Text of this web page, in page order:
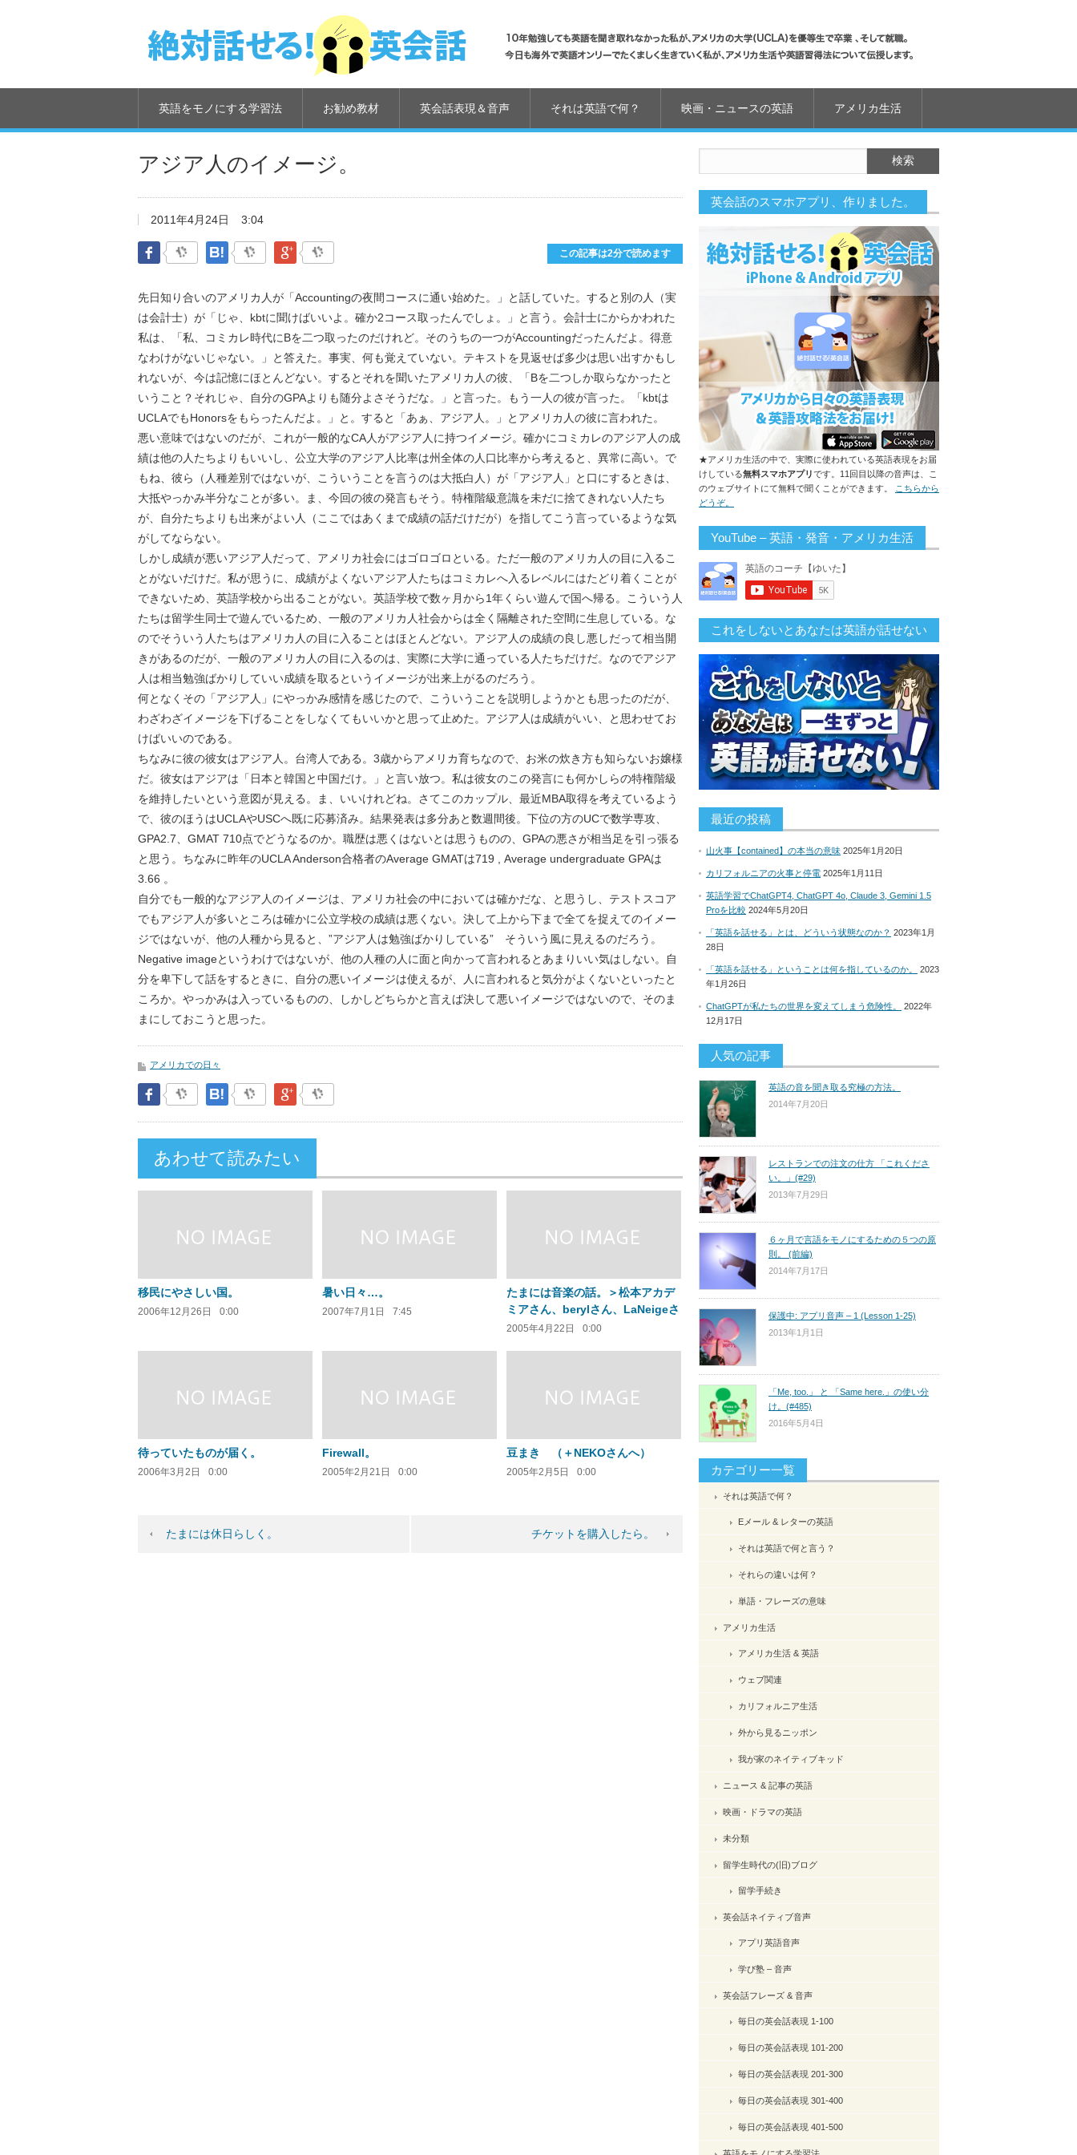
英語をモノにする学習法 お勧め教材 英会話表現＆音声 それは英語で何？ 映画・ニュースの英語 アメリカ生活
アジア人のイメージ。
2011年4月24日 3:04
Facebook はてなブックマークGoogle Plus この記事は2分で読めます
先日知り合いのアメリカ人が「Accountingの夜間コースに通い始めた。」と話していた。すると別の人（実
は会計士）が「じゃ、kbtに聞けばいいよ。確か2コース取ったんでしょ。」と言う。会計士にからかわれた
私は、「私、コミカレ時代にBを二つ取ったのだけれど。そのうちの一つがAccountingだったんだよ。得意
なわけがないじゃない。」と答えた。事実、何も覚えていない。テキストを見返せば多少は思い出すかもし
れないが、今は記憶にほとんどない。するとそれを聞いたアメリカ人の彼、「Bを二つしか取らなかったと
いうこと？それじゃ、自分のGPAよりも随分よさそうだな。」と言った。もう一人の彼が言った。「kbtは
UCLAでもHonorsをもらったんだよ。」と。すると「あぁ、アジア人。」とアメリカ人の彼に言われた。
悪い意味ではないのだが、これが一般的なCA人がアジア人に持つイメージ。確かにコミカレのアジア人の成
績は他の人たちよりもいいし、公立大学のアジア人比率は州全体の人口比率から考えると、異常に高い。で
もね、彼ら（人種差別ではないが、こういうことを言うのは大抵白人）が「アジア人」と口にするときは、
大抵やっかみ半分なことが多い。ま、今回の彼の発言もそう。特権階級意識を未だに捨てきれない人たち
が、自分たちよりも出来がよい人（ここではあくまで成績の話だけだが）を指してこう言っているような気
がしてならない。
しかし成績が悪いアジア人だって、アメリカ社会にはゴロゴロといる。ただ一般のアメリカ人の目に入るこ
とがないだけだ。私が思うに、成績がよくないアジア人たちはコミカレへ入るレベルにはたどり着くことが
できないため、英語学校から出ることがない。英語学校で数ヶ月から1年くらい遊んで国へ帰る。こういう人
たちは留学生同士で遊んでいるため、一般のアメリカ人社会からは全く隔離された空間に生息している。な
のでそういう人たちはアメリカ人の目に入ることはほとんどない。アジア人の成績の良し悪しだって相当開
きがあるのだが、一般のアメリカ人の目に入るのは、実際に大学に通っている人たちだけだ。なのでアジア
人は相当勉強ばかりしていい成績を取るというイメージが出来上がるのだろう。
何となくその「アジア人」にやっかみ感情を感じたので、こういうことを説明しようかとも思ったのだが、
わざわざイメージを下げることをしなくてもいいかと思って止めた。アジア人は成績がいい、と思わせてお
けばいいのである。
ちなみに彼の彼女はアジア人。台湾人である。3歳からアメリカ育ちなので、お米の炊き方も知らないお嬢様
だ。彼女はアジアは「日本と韓国と中国だけ。」と言い放つ。私は彼女のこの発言にも何かしらの特権階級
を維持したいという意図が見える。ま、いいけれどね。さてこのカップル、最近MBA取得を考えているよう
で、彼のほうはUCLAやUSCへ既に応募済み。結果発表は多分あと数週間後。下位の方のUCで数学専攻、
GPA2.7、GMAT 710点でどうなるのか。職歴は悪くはないとは思うものの、GPAの悪さが相当足を引っ張る
と思う。ちなみに昨年のUCLA Anderson合格者のAverage GMATは719 , Average undergraduate GPAは
3.66 。
自分でも一般的なアジア人のイメージは、アメリカ社会の中においては確かだな、と思うし、テストスコア
でもアジア人が多いところは確かに公立学校の成績は悪くない。決して上から下まで全てを捉えてのイメー
ジではないが、他の人種から見ると、”アジア人は勉強ばかりしている” そういう風に見えるのだろう。
Negative imageというわけではないが、他の人種の人に面と向かって言われるとあまりいい気はしない。自
分を卑下して話をするときに、自分の悪いイメージは使えるが、人に言われると気分がよくないといったと
ころか。やっかみは入っているものの、しかしどちらかと言えば決して悪いイメージではないので、そのま
まにしておこうと思った。
アメリカでの日々
Facebook はてなブックマークGoogle Plus
あわせて読みたい
移民にやさしい国。
2006年12月26日 0:00
暑い日々…。
2007年7月1日 7:45
たまには音楽の話。＞松本アカデ
ミアさん、berylさん、LaNeigeさ
んへ
2005年4月22日 0:00
待っていたものが届く。
2006年3月2日 0:00
Firewall。
2005年2月21日 0:00
豆まき （＋NEKOさんへ）
2005年2月5日 0:00
たまには休日らしく。 チケットを購入したら。
英会話のスマホアプリ、作りました。
★アメリカ生活の中で、実際に使われている英語表現をお届
けしている無料スマホアプリです。11回目以降の音声は、こ
のウェブサイトにて無料で聞くことができます。
こちらから
どうぞ。
YouTube – 英語・発音・アメリカ生活
これをしないとあなたは英語が話せない
最近の投稿
山火事【contained】の本当の意味 2025年1月20日
カリフォルニアの火事と停電 2025年1月11日
英語学習でChatGPT4, ChatGPT 4o, Claude 3, Gemini 1.5
Proを比較 2024年5月20日
「英語を話せる」とは、どういう状態なのか？ 2023年1月
28日
「英語を話せる」ということは何を指しているのか。
2023
年1月26日
ChatGPTが私たちの世界を変えてしまう危険性。
2022年
12月17日
人気の記事
英語の音を聞き取る究極の方法。
2014年7月20日
レストランでの注文の仕方 「これくださ
い。」(#29)
2013年7月29日
６ヶ月で言語をモノにするための５つの原
則。 (前編)
2014年7月17日
保護中: アプリ音声 – 1 (Lesson 1-25)
2013年1月1日
「Me, too.」 と 「Same here.」の使い分
け。(#485)
2016年5月4日
カテゴリー一覧
それは英語で何？
Eメール & レターの英語
それは英語で何と言う？
それらの違いは何？
単語・フレーズの意味
アメリカ生活
アメリカ生活 & 英語
ウェブ関連
カリフォルニア生活
外から見るニッポン
我が家のネイティブキッド
ニュース & 記事の英語
映画・ドラマの英語
未分類
留学生時代の(旧)ブログ
留学手続き
英会話ネイティブ音声
アプリ英語音声
学び塾 – 音声
英会話フレーズ & 音声
毎日の英会話表現 1-100
毎日の英会話表現 101-200
毎日の英会話表現 201-300
毎日の英会話表現 301-400
毎日の英会話表現 401-500